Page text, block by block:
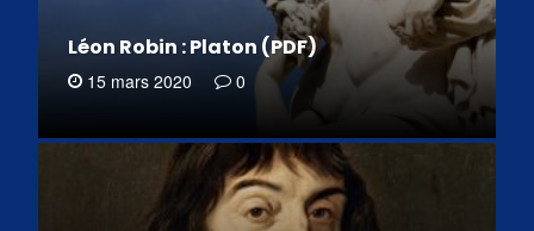
Léon Robin : Platon (PDF)
15 mars 2020 0